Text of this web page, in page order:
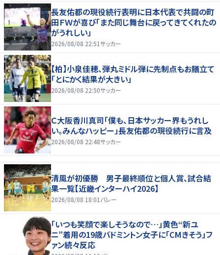
長友佑都の現役続行表明に日本代表で共闘の町
田ＦＷが喜び「また同じ舞台に戻ってきてくれたの
がうれしい」
2026/08/08 22:51サッカー
【柏】小泉佳穂、弾丸ミドル弾に先制点もお膳立て
「とにかく結果が大きい」
2026/08/08 22:50サッカー
Ｃ大阪香川真司「僕も、日本サッカー界もうれし
い。みんなハッピー」長友佑都の現役続行に言及
2026/08/08 22:48サッカー
清風が初優勝 男子最終順位と個人賞、試合結
果一覧【近畿インターハイ2026】
2026/08/08 18:01 バレー
「いつも笑顔で楽しそうなので…」黄色“新ユ
ニ”着用の19歳バドミントン女子に「CMきそう」フ
ァン続々反応